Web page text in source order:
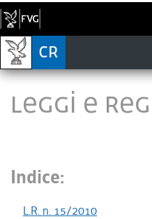
LEGGI E
Indice:
L.R. n. 15/2010